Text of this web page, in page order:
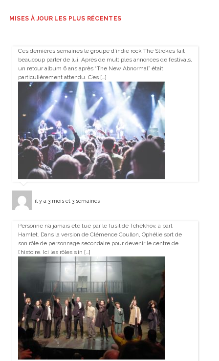
MISES À JOUR LES PLUS RÉCENTES
Ces dernières semaines le groupe d’indie rock The Strokes fait
beaucoup parler de lui. Après de multiples annonces de festivals,
un retour album 6 ans après “The New Abnormal” était
particulièrement attendu. C’es […]
il y a 3 mois et 3 semaines
Personne n’a jamais été tué par le fusil de Tchekhov, à part
Hamlet. Dans la version de Clémence Coullon, Ophélie sort de
son rôle de personnage secondaire pour devenir le centre de
l’histoire. Ici les rôles s’in […]